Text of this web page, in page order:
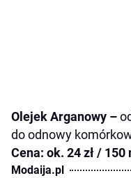
Olejek Arganowy –
do odnowy
Cena: ok. 24 zł / 150
Modaija.pl